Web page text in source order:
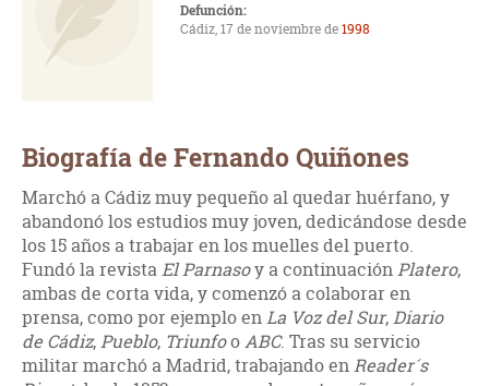
Defunción:
Cádiz, 17 de noviembre de1998
Biografía de Fernando Quiñones
Marchó a Cádiz muy pequeño al quedar huérfano, y
abandonó los estudios muy joven, dedicándose desde
los 15 años a trabajar en los muelles del puerto.
Fundó la revistaEl Parnasoy a continuaciónPlatero,
ambas de corta vida, y comenzó a colaborar en
prensa, como por ejemplo enLa Voz del Sur,Diario
de Cádiz,Pueblo, TriunfooABC. Tras su servicio
militar marchó a Madrid, trabajando enReader´s